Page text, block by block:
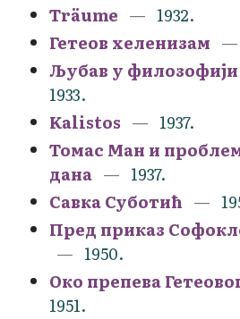
Träume
1932.
Гетеов хеленизам
Љубав у филозофији
1933.
Kalistos
1937.
Томас Ман и
дана
1937.
Савка Суботић
Пред приказ
1950.
Око препева
1951.